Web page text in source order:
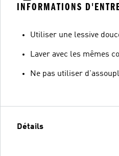
INFORMATIONS
Utiliser une lessive
Laver avec les mêmes
Ne pas utiliser
Détails